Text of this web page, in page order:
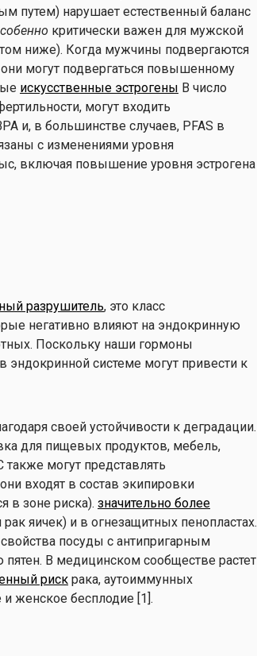
путем) нарушает естественный баланс
критически важен для мужской
ниже). Когда мужчины подвергаются
могут подвергаться повышенному
искусственные эстрогены В число
могут входить
и, в большинстве случаев, PFAS в
с изменениями уровня
включая повышение уровня эстрогена
разрушитель, это класс
негативно влияют на эндокринную
Поскольку наши гормоны
системе могут привести к
своей устойчивости к деградации.
для пищевых продуктов, мебель,
могут представлять
входят в состав экипировки
в зоне риска). значительно более
яичек) и в огнезащитных пенопластах.
посуды с антипригарным
В медицинском сообществе растет
риск рака, аутоиммунных
женское бесплодие [1].